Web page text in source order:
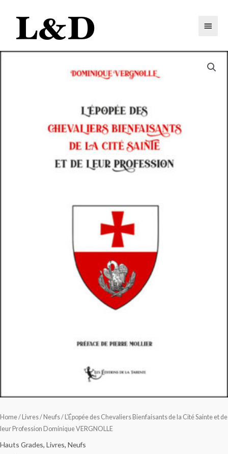
Home/ Livres/ Neufs/ L’Épopée des Chevaliers Bienfaisants de la Cité Sainte et de
leur Profession Dominique VERGNOLLE
Hauts Grades, Livres, Neufs